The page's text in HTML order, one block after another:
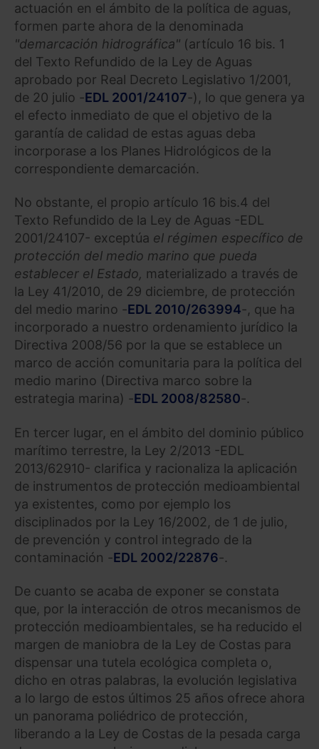
actuación en el ámbito de la política de aguas,
formen parte ahora de la denominada
"demarcación hidrográfica" (artículo 16 bis. 1
del Texto Refundido de la Ley de Aguas
aprobado por Real Decreto Legislativo 1/2001,
de 20 julio -EDL 2001/24107-), lo que genera ya
el efecto inmediato de que el objetivo de la
garantía de calidad de estas aguas deba
incorporase a los Planes Hidrológicos de la
correspondiente demarcación.
No obstante, el propio artículo 16 bis.4 del
Texto Refundido de la Ley de Aguas -EDL
2001/24107- exceptúa el régimen específico de
protección del medio marino que pueda
establecer el Estado, materializado a través de
la Ley 41/2010, de 29 diciembre, de protección
del medio marino -EDL 2010/263994-, que ha
incorporado a nuestro ordenamiento jurídico la
Directiva 2008/56 por la que se establece un
marco de acción comunitaria para la política del
medio marino (Directiva marco sobre la
estrategia marina) -EDL 2008/82580-.
En tercer lugar, en el ámbito del dominio público
marítimo terrestre, la Ley 2/2013 -EDL
2013/62910- clarifica y racionaliza la aplicación
de instrumentos de protección medioambiental
ya existentes, como por ejemplo los
disciplinados por la Ley 16/2002, de 1 de julio,
de prevención y control integrado de la
contaminación -EDL 2002/22876-.
De cuanto se acaba de exponer se constata
que, por la interacción de otros mecanismos de
protección medioambientales, se ha reducido el
margen de maniobra de la Ley de Costas para
dispensar una tutela ecológica completa o,
dicho en otras palabras, la evolución legislativa
a lo largo de estos últimos 25 años ofrece ahora
un panorama poliédrico de protección,
liberando a la Ley de Costas de la pesada carga